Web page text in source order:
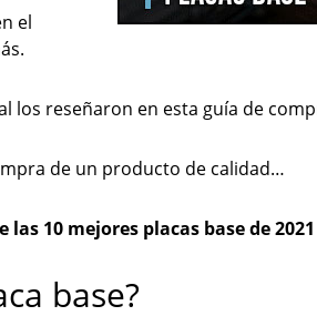
el
los reseñaron en esta guía de
de un producto de calidad…
10 mejores placas base de
base?